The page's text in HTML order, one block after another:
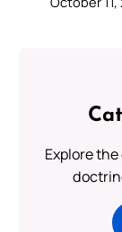
Explore